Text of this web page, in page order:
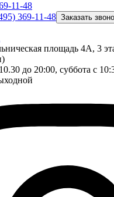
11-48
369-11-48 Заказать
площадь 4А, 3
до 20:00, суббота с